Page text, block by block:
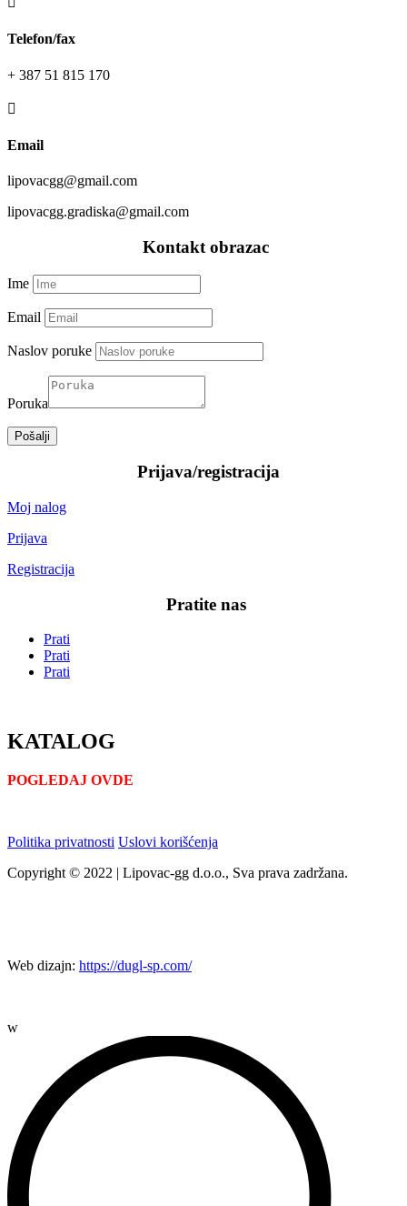
Telefon/fax
+ 387 51 815 170

Email
lipovacgg@gmail.com
lipovacgg.gradiska@gmail.com
Kontakt obrazac
Ime
Email
Naslov poruke
Poruka
Pošalji
Prijava/registracija—–
Moj nalog
Prijava
Registracija
Pratite nas
Prati
Prati
Prati
KATALOG
POGLEDAJ OVDE
Politika privatnosti Uslovi korišćenja
Copyright © 2022 | Lipovac-gg d.o.o., Sva prava zadržana.
Web dizajn: https://dugl-sp.com/
w